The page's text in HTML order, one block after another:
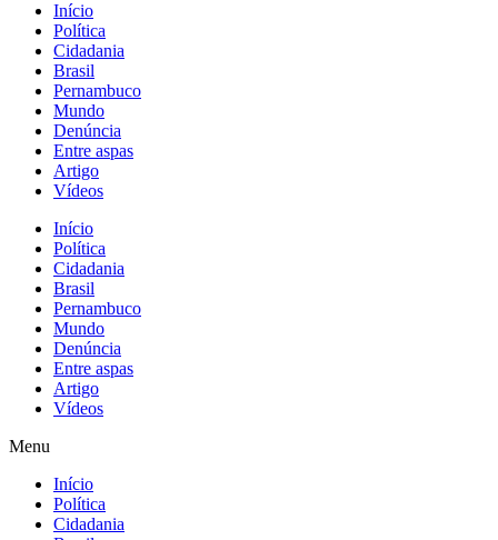
Início
Política
Cidadania
Brasil
Pernambuco
Mundo
Denúncia
Entre aspas
Artigo
Vídeos
Início
Política
Cidadania
Brasil
Pernambuco
Mundo
Denúncia
Entre aspas
Artigo
Vídeos
Menu
Início
Política
Cidadania